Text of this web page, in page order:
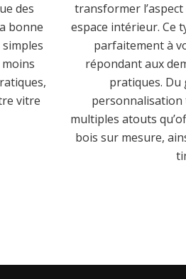
des
bonne
vitre
transformer
espace intérieur. Ce
parfaitement à
répondant aux
pratiques. Du
personnalisation
multiples atouts
bois sur mesure,